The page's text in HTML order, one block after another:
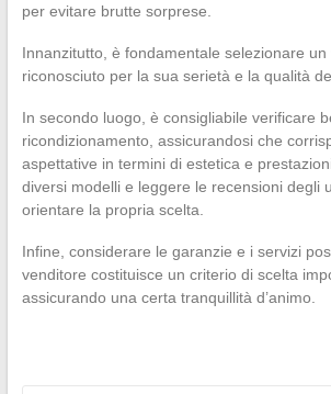
per evitare brutte sorprese.
Innanzitutto, è fondamentale selezionare un
riconosciuto per la sua serietà e la qualità
In secondo luogo, è consigliabile verificare
ricondizionamento, assicurandosi che
aspettative in termini di estetica e
diversi modelli e leggere le recensioni degli
orientare la propria scelta.
Infine, considerare le garanzie e i servizi
venditore costituisce un criterio di scelta
assicurando una certa tranquillità d’animo.